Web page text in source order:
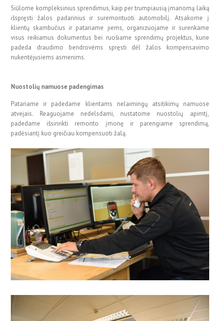
Siūlome kompleksinius sprendimus, kaip per trumpiausią įmanomą laiką
išspręsti žalos padarinius ir suremontuoti automobilį. Atsakome į
klientų skambučius ir patariame jiems, organizuojame ir surenkame
visus reikiamus dokumentus bei ruošiame sprendimų projektus, kurie
padeda draudimo bendrovėms spręsti dėl žalos kompensavimo
nukentėjusiems asmenims.
Nuostolių namuose padengimas
Patariame ir padedame klientams nelaimingų atsitikimų namuose
atvejais. Reaguojame nedelsdami, nustatome nuostolių apimtį,
padedame išsirinkti remonto įmonę ir parengiame sprendimą,
padėsiantį kuo greičiau kompensuoti žalą.